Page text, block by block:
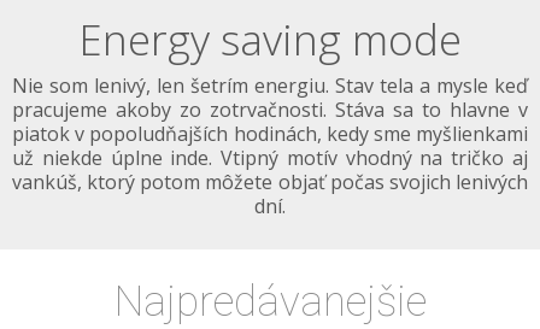
Energy saving mode
Nie som lenivý, len šetrím energiu. Stav tela a mysle keď
pracujeme akoby zo zotrvačnosti. Stáva sa to hlavne v
piatok v popoludňajších hodinách, kedy sme myšlienkami
už niekde úplne inde. Vtipný motív vhodný na tričko aj
vankúš, ktorý potom môžete objať počas svojich lenivých
dní.
Najpredávanejšie